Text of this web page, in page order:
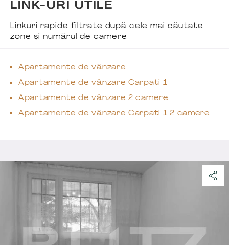
LINK-URI UTILE
Linkuri rapide filtrate după cele mai căutate
zone și numărul de camere
Apartamente de vânzare
Apartamente de vânzare Carpati 1
Apartamente de vânzare 2 camere
Apartamente de vânzare Carpati 1 2 camere